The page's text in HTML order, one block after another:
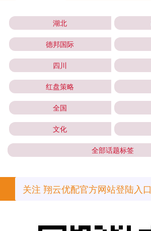
湖北
德邦国际
四川
红盘策略
全国
文化
全部话题标签
关注 翔云优配官方网站登陆入口